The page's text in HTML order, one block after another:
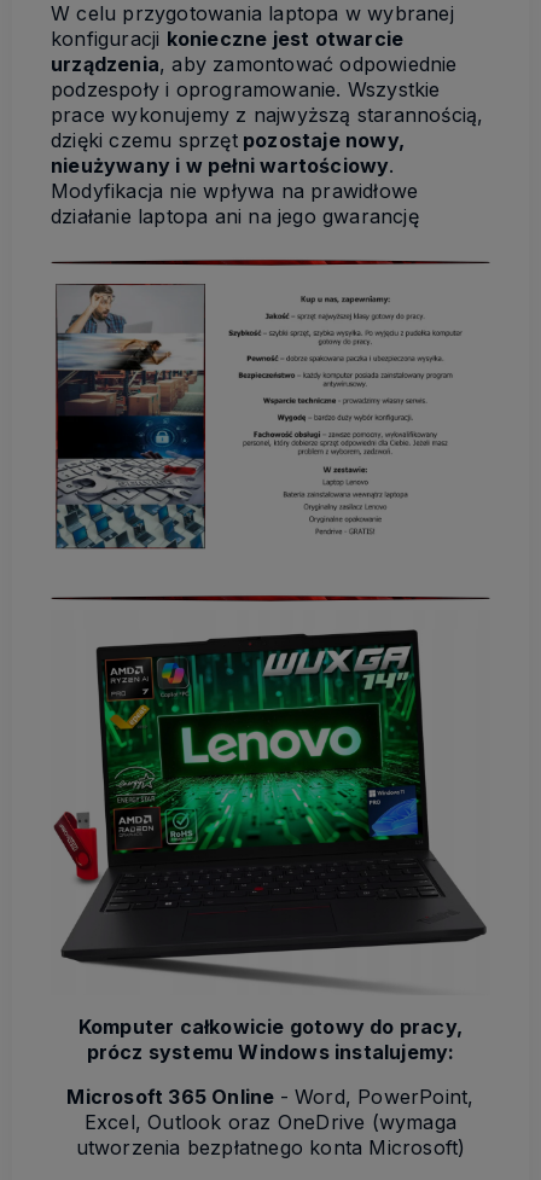
W celu przygotowania laptopa w wybranej
konfiguracji konieczne jest otwarcie
urządzenia, aby zamontować odpowiednie
podzespoły i oprogramowanie. Wszystkie
prace wykonujemy z najwyższą starannością,
dzięki czemu sprzętpozostaje nowy,
nieużywany i w pełni wartościowy.
Modyfikacja nie wpływa na prawidłowe
działanie laptopa ani na jego gwarancję
Komputer całkowicie gotowy do pracy,
prócz systemu Windows instalujemy:
Microsoft 365 Online - Word, PowerPoint,
Excel, Outlook oraz OneDrive (wymaga
utworzenia bezpłatnego konta Microsoft)